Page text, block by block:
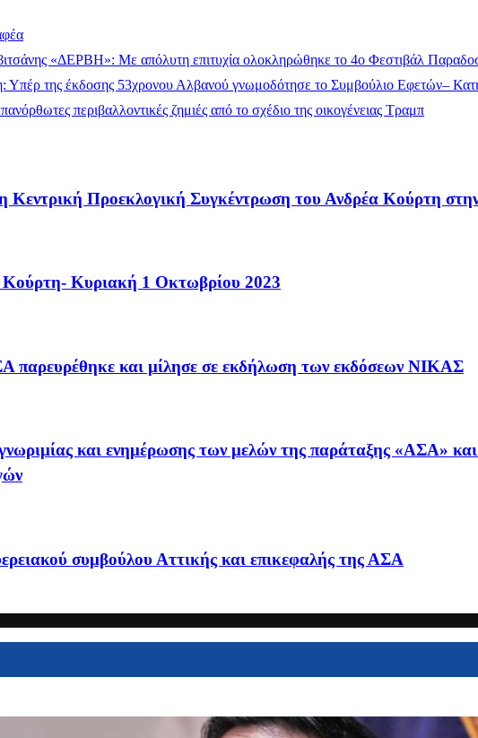
«ΔΕΡΒΗ»: Με απόλυτη επιτυχία ολοκληρώθηκε το 4ο Φεστιβάλ
Υπέρ της έκδοσης 53χρονου Αλβανού γνωμοδότησε το Συμβούλιο Εφετών–
περιβαλλοντικές ζημιές από το σχέδιο της οικογένειας Τραμπ
Κεντρική Προεκλογική Συγκέντρωση του Ανδρέα Κούρτη
Κούρτη- Κυριακή 1 Οκτωβρίου 2023
παρευρέθηκε και μίλησε σε εκδήλωση των εκδόσεων ΝΙΚΑΣ
και ενημέρωσης των μελών της παράταξης «ΑΣΑ»
συμβούλου Αττικής και επικεφαλής της ΑΣΑ